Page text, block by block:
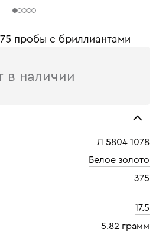
пробы c бриллиантами
в наличии
Л 5804 1078
Белое золото
375
17.5
5.82 грамм